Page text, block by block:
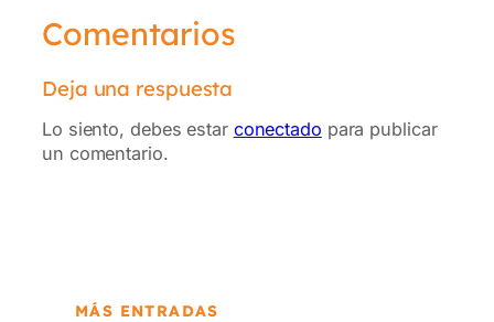
Comentarios
Deja una respuesta
Lo siento, debes estar conectado para publicar
un comentario.
MÁS ENTRADAS